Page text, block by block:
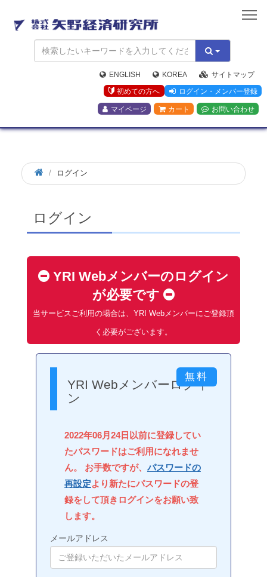
矢
野
経
済
研
究
所
ENGLISH KOREA
サイトマップ
初めての方へ
ログイン・メンバー登録
マイページ カート お問い合わせ
ログイン
ログイン
YRI Webメンバーのログイン
が必要です
当サービスご利用の場合は、YRI Webメンバーにご登録頂
く必要がございます。
YRI Webメンバーログイ
ン
2022年06月24日以前に登録してい
たパスワードはご利用になれませ
ん。 お手数ですが、 パスワードの
再設定より新たにパスワードの登
録をして頂きログインをお願い致
します。
メールアドレス